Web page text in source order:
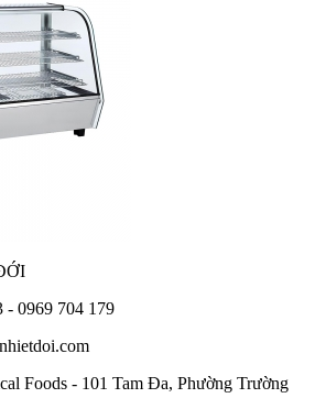
- 0969 704 179
Foods - 101 Tam Đa, Phường Trường